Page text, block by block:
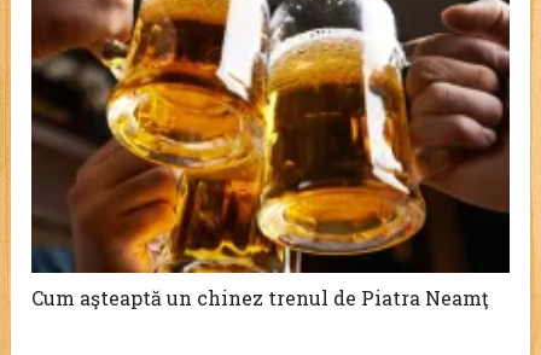
Cum aşteaptă un chinez trenul de Piatra Neamţ